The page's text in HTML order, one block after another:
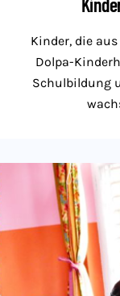
Kinder, die
Dolpa-
Schulbildung